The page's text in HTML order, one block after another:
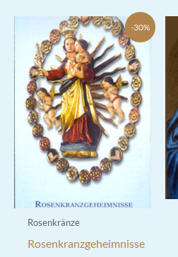
-30%
Rosenkränze
Rosenkranzgeheimnisse